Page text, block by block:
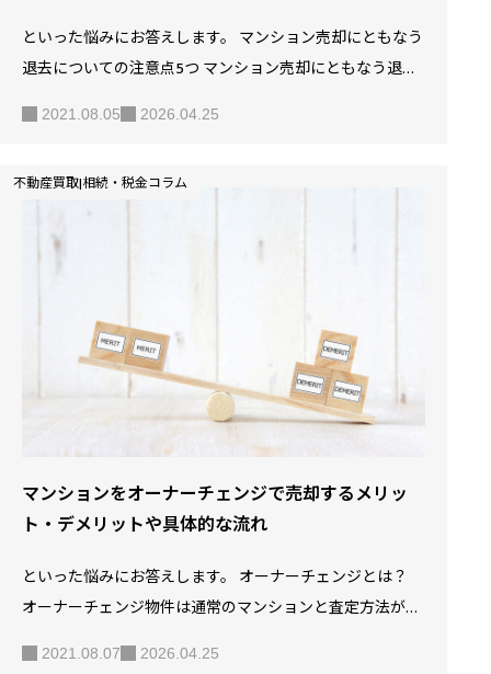
といった悩みにお答えします。 マンション売却にともなう
退去についての注意点5つ マンション売却にともなう退去
わない時の対処法2つ マンションを売却して退去したあと
が、実は退去時に気をつけなければならないポイントはた
は、どのようなことに気をつけなければならないかわから
ないと思います。 そこで、今回の記事では、マンション売
却にあたって退…
2021.08.05 2026.04.25
不動産買取|相続・税金コラム
マンションをオーナーチェンジで売却するメリッ
ト・デメリットや具体的な流れ
といった悩みにお答えします。 オーナーチェンジとは？
オーナーチェンジ物件は通常のマンションと査定方法が異
2021.08.07 2026.04.25